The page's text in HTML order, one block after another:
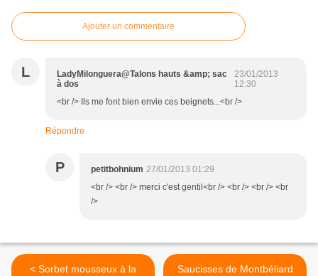
Ajouter un commentaire
L
LadyMilonguera@Talons hauts &amp; sac
à dos
23/01/2013
12:30
<br /> Ils me font bien envie ces beignets...<br />
Répondre
P petitbohnium 27/01/2013 01:29
<br /> <br /> merci c'est gentil<br /> <br /> <br /> <br
/>
< Sorbet mousseux à la
Saucisses de Montbéliard